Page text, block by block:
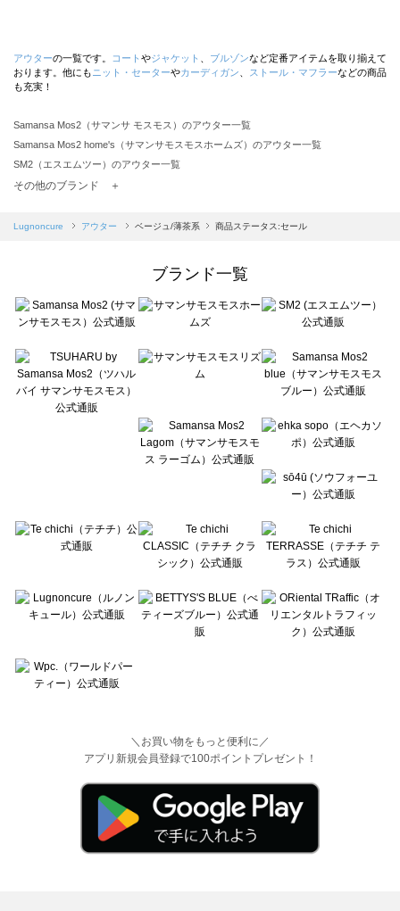
アウターの一覧です。 コート やジャケット ブルゾンなど定番アイテムを取り揃えて
おります。他にも ニット・セーターやカーディガン ストール・マフラーなどの商品
も充実！
Samansa Mos2（サマンサ モスモス）のアウター一覧
Samansa Mos2 home's（サマンサモスモスホームズ）のアウター一覧
SM2（エスエムツー）のアウター一覧
TSUHARU by Samansa Mos2（ツハルバイサマンサモスモス）のアウター一覧
Samansa Mos2 blue（サマンサモスモス ブルー）のアウター一覧
sō4ū（ソウフォーユー）のアウター一覧
Te chichi（テチチ）のアウター一覧
Te chichi CLASSIC（テチチ クラシック）のアウター一覧
Lugnoncure（ルノンキュール）のアウター一覧
BETTY'S BLUE（べティーズブルー）のアウター一覧
Wpc.（ワールドパーティー）のアウター一覧
その他のブランド ＋
Lugnoncure アウター ベージュ/薄茶系 商品ステータス:セール
ブランド一覧
＼お買い物をもっと便利に／
アプリ新規会員登録で100ポイントプレゼント！